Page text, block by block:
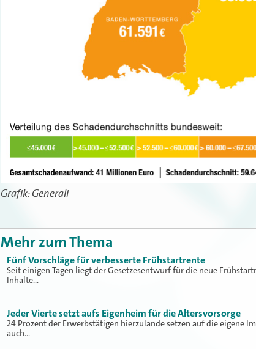
Grafik: Generali
Mehr zum Thema
Fünf Vorschläge für verbesserte Frühstartrente
Seit einigen Tagen liegt der Gesetzesentwurf für die neue
Inhalte…
Jeder Vierte setzt aufs Eigenheim für die Altersvorsorge
24 Prozent der Erwerbstätigen hierzulande setzen auf die eigene
auch…